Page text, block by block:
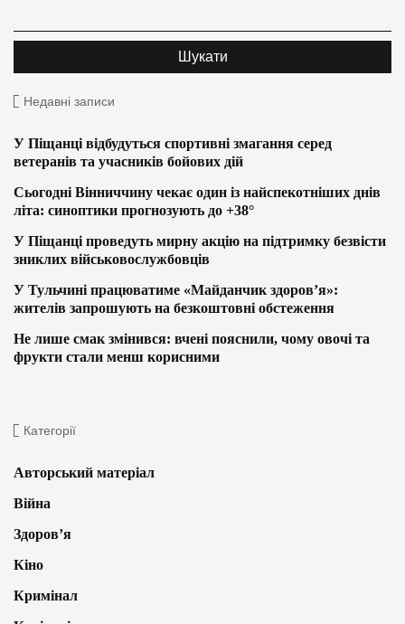
Недавні записи
У Піщанці відбудуться спортивні змагання серед
ветеранів та учасників бойових дій
Сьогодні Вінниччину чекає один із найспекотніших днів
літа: синоптики прогнозують до +38°
У Піщанці проведуть мирну акцію на підтримку безвісти
зниклих військовослужбовців
У Тульчині працюватиме «Майданчик здоров’я»:
жителів запрошують на безкоштовні обстеження
Не лише смак змінився: вчені пояснили, чому овочі та
фрукти стали менш корисними
Категорії
Авторський матеріал
Війна
Здоров’я
Кіно
Кримінал